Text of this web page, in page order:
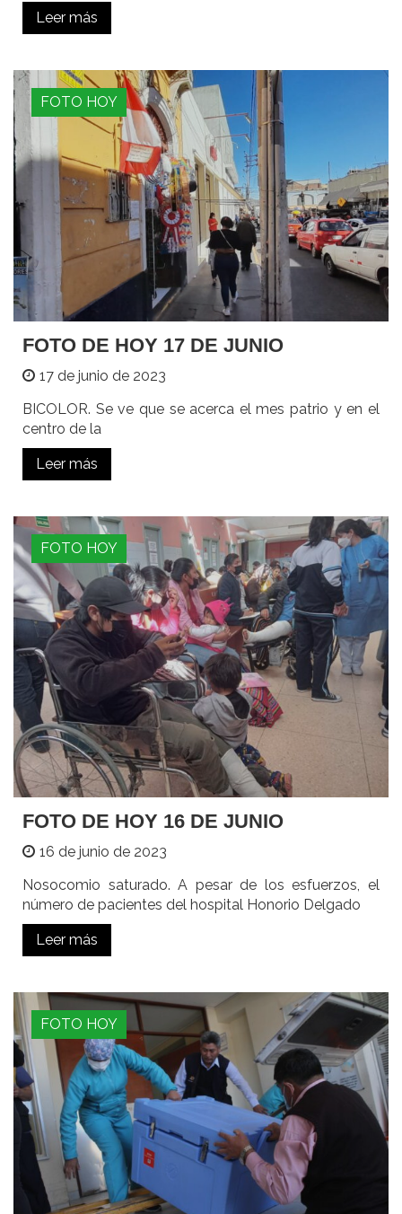
Leer más
FOTO HOY
FOTO DE HOY 17 DE JUNIO
17 de junio de 2023
BICOLOR. Se ve que se acerca el mes patrio y en el
centro de la
Leer más
FOTO HOY
FOTO DE HOY 16 DE JUNIO
16 de junio de 2023
Nosocomio saturado. A pesar de los esfuerzos, el
número de pacientes del hospital Honorio Delgado
Leer más
FOTO HOY